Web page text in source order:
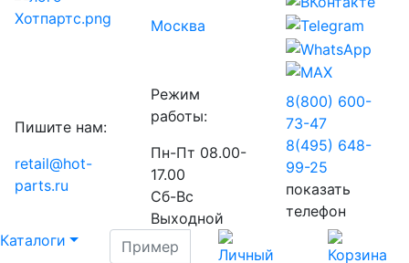
Москва
Пишите нам:
retail@hot-
parts.ru
Режим
работы:
Пн-Пт 08.00-
17.00
Сб-Вс
Выходной
8(800) 600-
73-47
8(495) 648-
99-25
показать
телефон
Каталоги